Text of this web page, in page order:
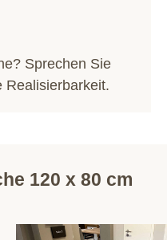
Sprechen Sie
Realisierbarkeit.
120 x 80 cm